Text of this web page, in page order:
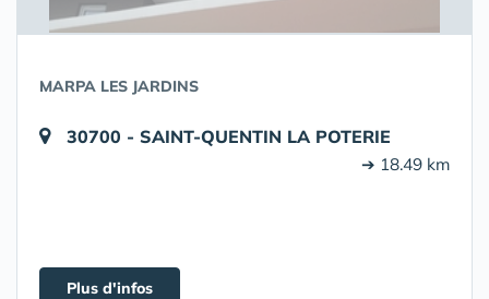
MARPA LES JARDINS
30700 - SAINT-QUENTIN LA POTERIE
➔ 18.49 km
Plus d'infos